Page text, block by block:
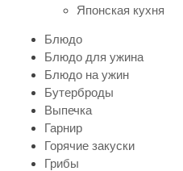
Японская кухня
Блюдо
Блюдо для ужина
Блюдо на ужин
Бутерброды
Выпечка
Гарнир
Горячие закуски
Грибы